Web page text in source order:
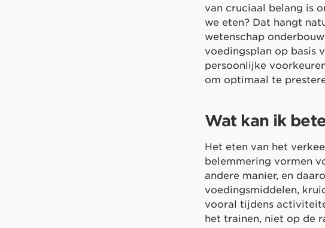
van cruciaal belang is
we eten? Dat hangt
wetenschap
voedingsplan op basis
persoonlijke
om optimaal te
Wat kan ik
Het eten van het
belemmering vormen
andere manier, en
voedingsmiddelen,
vooral tijdens
het trainen, niet op de